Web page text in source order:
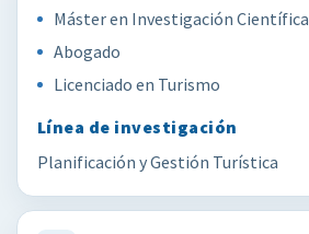
Máster en Investigación Científica
Abogado
Licenciado en Turismo
Planificación y Gestión Turística